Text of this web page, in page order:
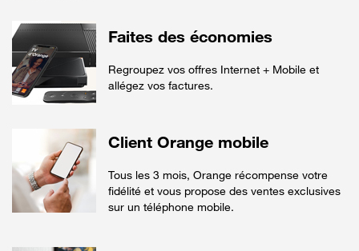
Faites des économies
Regroupez vos offres Internet + Mobile et
allégez vos factures.
Client Orange mobile
Tous les 3 mois, Orange récompense votre
fidélité et vous propose des ventes exclusives
sur un téléphone mobile.